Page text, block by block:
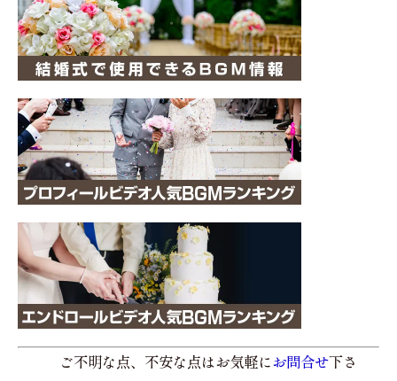
ご不明な点、不安な点はお気軽にお問合せ下さ